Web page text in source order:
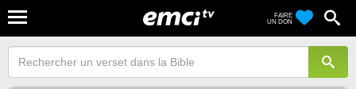
FAIRE
UN DON